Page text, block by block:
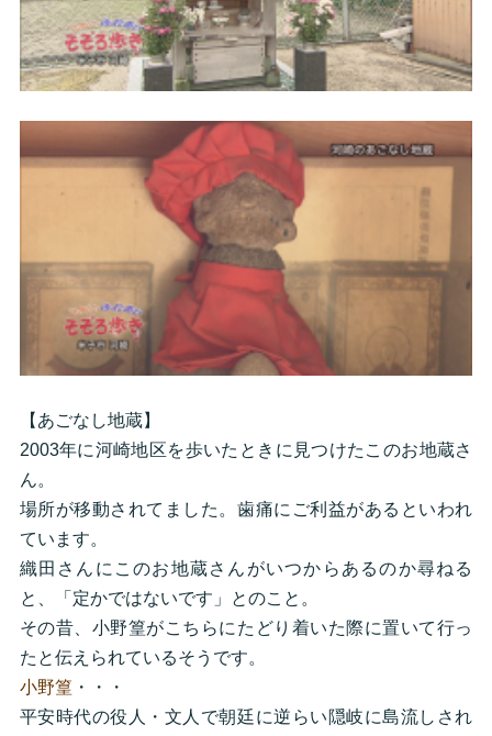
【あごなし地蔵】
2003年に河崎地区を歩いたときに見つけたこのお地蔵さ
ん。
場所が移動されてました。歯痛にご利益があるといわれ
ています。
織田さんにこのお地蔵さんがいつからあるのか尋ねる
と、「定かではないです」とのこと。
その昔、小野篁がこちらにたどり着いた際に置いて行っ
たと伝えられているそうです。
小野篁 ・・・
平安時代の役人・文人で朝廷に逆らい隠岐に島流しされ